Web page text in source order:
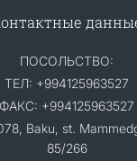
ПОСОЛЬСТВО:
ТЕЛ: +994125963527
ФАКС: +994125963527
Baku, st.
85/266